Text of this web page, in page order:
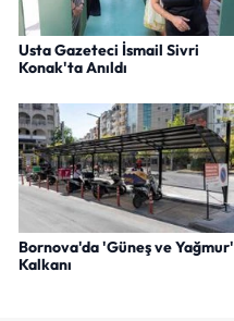
Usta Gazeteci İsmail Sivri
Konak'ta Anıldı
Bornova'da 'Güneş ve Yağmur'
Kalkanı